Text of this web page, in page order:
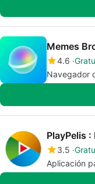
Memes
4.6
Navegador
PlayPelis
3.5
Aplicación